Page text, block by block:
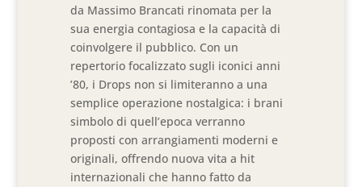
da Massimo Brancati rinomata per la
sua energia contagiosa e la capacità di
coinvolgere il pubblico. Con un
repertorio focalizzato sugli iconici anni
’80, i Drops non si limiteranno a una
semplice operazione nostalgica: i brani
simbolo di quell’epoca verranno
proposti con arrangiamenti moderni e
originali, offrendo nuova vita a hit
internazionali che hanno fatto da